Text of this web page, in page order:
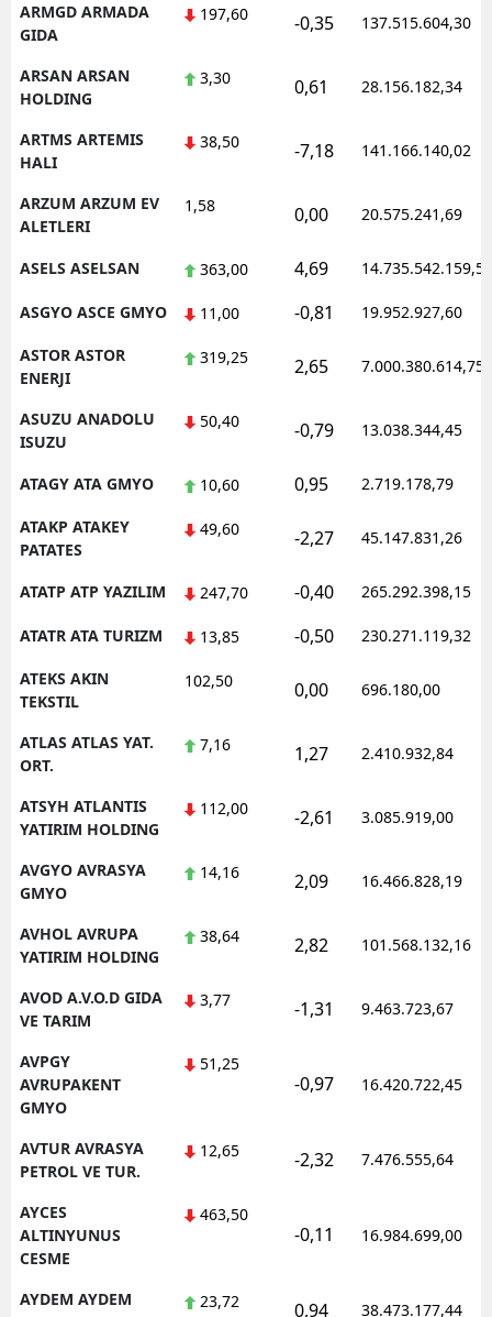
ARMGD ARMADA
GIDA
197,60 -0,35 137.515.604,30
ARSAN ARSAN
HOLDING
3,30 0,61 28.156.182,34
ARTMS ARTEMIS
HALI
38,50 -7,18 141.166.140,02
ARZUM ARZUM EV
ALETLERI
1,58 0,00 20.575.241,69
ASELS ASELSAN 363,00 4,69 14.735.542.159,50
ASGYO ASCE GMYO 11,00 -0,81 19.952.927,60
ASTOR ASTOR
ENERJI
319,25 2,65 7.000.380.614,75
ASUZU ANADOLU
ISUZU
50,40 -0,79 13.038.344,45
ATAGY ATA GMYO 10,60 0,95 2.719.178,79
ATAKP ATAKEY
PATATES
49,60 -2,27 45.147.831,26
ATATP ATP YAZILIM 247,70 -0,40 265.292.398,15
ATATR ATA TURIZM 13,85 -0,50 230.271.119,32
ATEKS AKIN
TEKSTIL
102,50 0,00 696.180,00
ATLAS ATLAS YAT.
ORT.
7,16 1,27 2.410.932,84
ATSYH ATLANTIS
YATIRIM HOLDING
112,00 -2,61 3.085.919,00
AVGYO AVRASYA
GMYO
14,16 2,09 16.466.828,19
AVHOL AVRUPA
YATIRIM HOLDING
38,64 2,82 101.568.132,16
AVOD A.V.O.D GIDA
VE TARIM
3,77 -1,31 9.463.723,67
AVPGY
AVRUPAKENT
GMYO
51,25
-0,97 16.420.722,45
AVTUR AVRASYA
PETROL VE TUR.
12,65 -2,32 7.476.555,64
AYCES
ALTINYUNUS
CESME
463,50
-0,11 16.984.699,00
AYDEM AYDEM
23,72 0,94 38.473.177,44